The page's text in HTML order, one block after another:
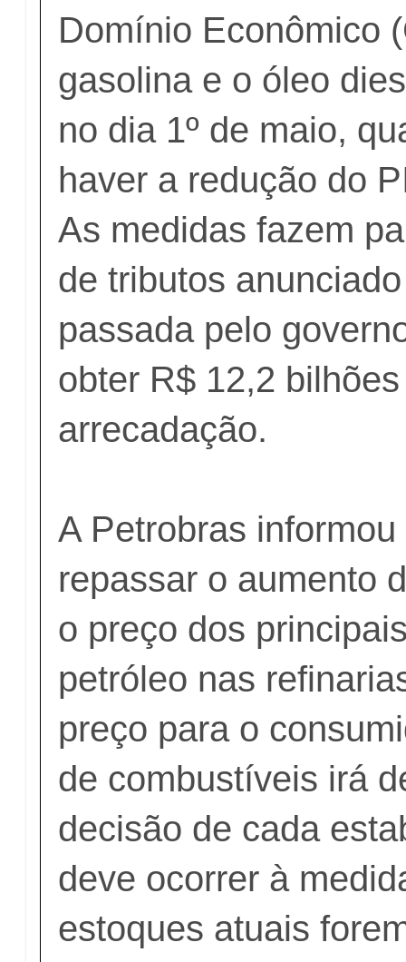
Domínio Econômico
gasolina e o óleo
no dia 1º de maio,
haver a redução do
As medidas fazem
de tributos
passada pelo
obter R$ 12,2
arrecadação.
A Petrobras
repassar o aumento
o preço dos
petróleo nas
preço para o
de combustíveis irá
decisão de cada
deve ocorrer à
estoques atuais